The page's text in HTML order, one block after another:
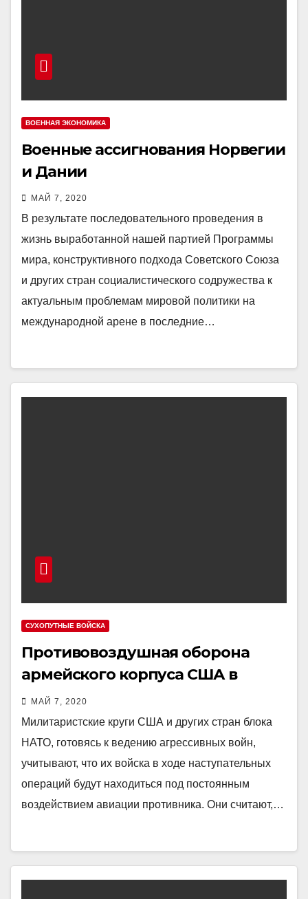
ВОЕННАЯ ЭКОНОМИКА
Военные ассигнования Норвегии
и Дании
МАЙ 7, 2020
В результате последовательного проведения в
жизнь выработанной нашей партией Программы
мира, конструктивного подхода Советского Союза
и других стран социалистического содружества к
актуальным проблемам мировой политики на
международной арене в последние…
СУХОПУТНЫЕ ВОЙСКА
Противовоздушная оборона
армейского корпуса США в
наступлении
МАЙ 7, 2020
Милитаристские круги США и других стран блока
НАТО, готовясь к ведению агрессивных войн,
учитывают, что их войска в ходе наступательных
операций будут находиться под постоянным
воздействием авиации противника. Они считают,…